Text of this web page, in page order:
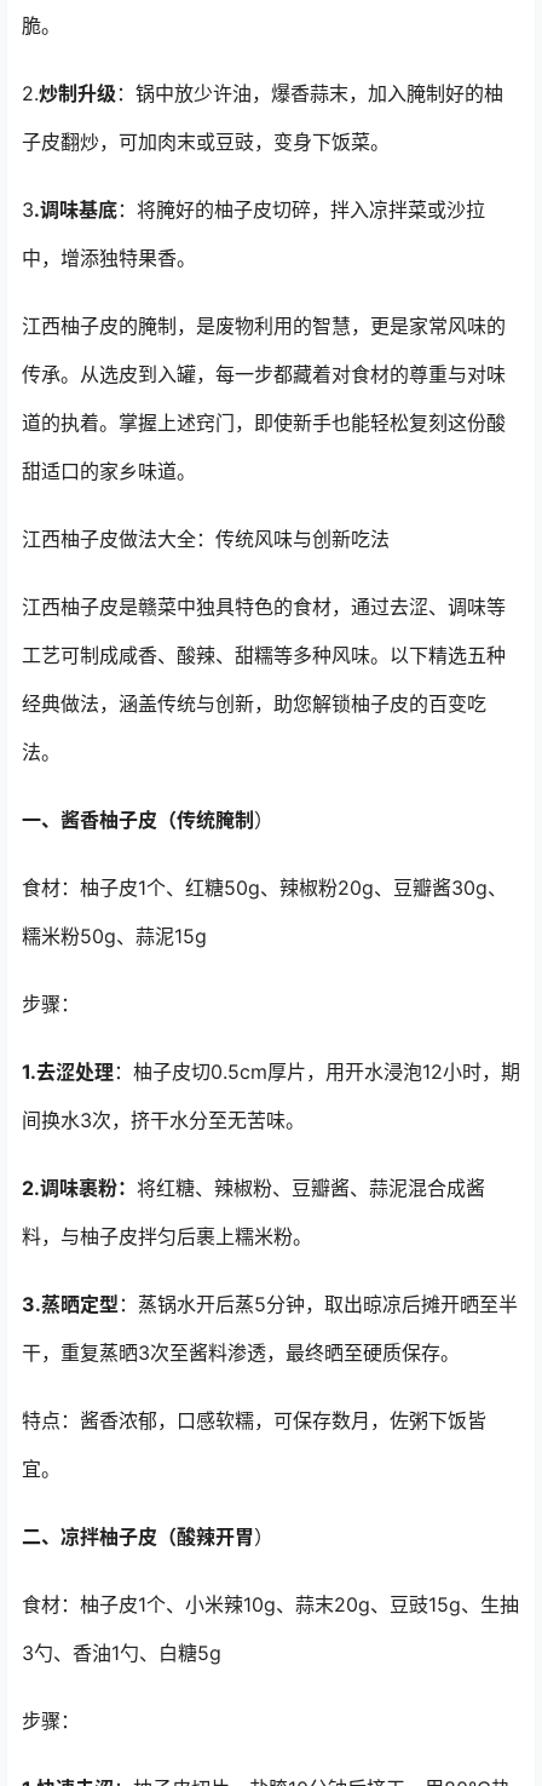
脆。
2.炒制升级 ：锅中放少许油，爆香蒜末，加入腌制好的柚
子皮翻炒，可加肉末或豆豉，变身下饭菜。
3.调味基底：将腌好的柚子皮切碎，拌入凉拌菜或沙拉
中，增添独特果香。
江西柚子皮的腌制，是废物利用的智慧，更是家常风味的
传承。从选皮到入罐，每一步都藏着对食材的尊重与对味
道的执着。掌握上述窍门，即使新手也能轻松复刻这份酸
甜适口的家乡味道。
江西柚子皮做法大全：传统风味与创新吃法
江西柚子皮是赣菜中独具特色的食材，通过去涩、调味等
工艺可制成咸香、酸辣、甜糯等多种风味。以下精选五种
经典做法，涵盖传统与创新，助您解锁柚子皮的百变吃
法。
一、酱香柚子皮（传统腌制 ）
食材：柚子皮1个、红糖50g、辣椒粉20g、豆瓣酱30g、
糯米粉50g、蒜泥15g
步骤：
1.去涩处理 ：柚子皮切0.5cm厚片，用开水浸泡12小时，期
间换水3次，挤干水分至无苦味。
2.调味裹粉： 将红糖、辣椒粉、豆瓣酱、蒜泥混合成酱
料，与柚子皮拌匀后裹上糯米粉。
3.蒸晒定型：蒸锅水开后蒸5分钟，取出晾凉后摊开晒至半
干，重复蒸晒3次至酱料渗透，最终晒至硬质保存。
特点：酱香浓郁，口感软糯，可保存数月，佐粥下饭皆
宜。
二、凉拌柚子皮（酸辣开胃）
食材：柚子皮1个、小米辣10g、蒜末20g、豆豉15g、生抽
3勺、香油1勺、白糖5g
步骤：